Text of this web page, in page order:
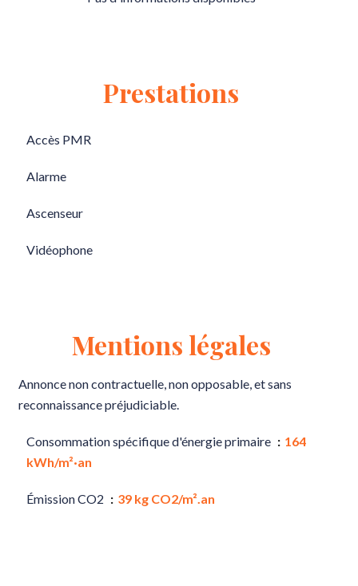
Prestations
Accès PMR
Alarme
Ascenseur
Vidéophone
Mentions légales
Annonce non contractuelle, non opposable, et sans
reconnaissance préjudiciable.
Consommation spécifique d'énergie primaire
164
kWh/m²·an
Émission CO2 39 kg CO2/m².an